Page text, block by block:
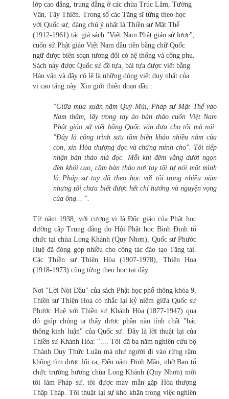
lớp cao đẳng, trung đẳng ở các chùa Trúc Lâm, Tường
Vân, Tây Thiên. Trong số các Tăng sĩ từng theo học
với Quốc sư, đáng chú ý nhất là Thiền sư Mật Thể
(1912-1961) tác giả sách "Việt Nam Phật giáo sử lược",
cuốn sử Phật giáo Việt Nam đầu tiên bằng chữ Quốc
ngữ được biên soạn tương đối có hệ thống và công phu.
Sách này được Quốc sư đề tựa, bài tựa được viết bằng
Hán văn và đây có lẽ là những dòng viết duy nhất của
vị cao tăng này. Xin giới thiệu đoạn đầu :
"Giữa mùa xuân năm Quý Mùi, Pháp sư Mật Thể vào
Nam thăm, lấy trong tay áo bản thảo cuốn Việt Nam
Phật giáo sử viết bằng Quốc văn đưa cho tôi mà nói:
"Đây là công trình sưu tầm biên khảo nhiều năm của
con, xin Hòa thượng đọc và chứng minh cho". Tôi tiếp
nhận bản thảo mà đọc. Mỗi khi đêm vắng dưới ngọn
đèn khói cao, cầm bản thảo nơi tay tôi tự nói một mình
là Pháp sư tuy đã theo học với tôi trong nhiều năm
nhưng tôi chưa biết được hết chí hướng và nguyện vọng
của ông... ".
Từ năm 1938, với cương vị là Đốc giáo của Phật học
đường cấp Trung đẳng do Hội Phật học Bình Định tổ
chức tại chùa Long Khánh (Quy Nhơn), Quốc sư Phước
Huệ đã đóng góp nhiều cho công tác đào tạo Tăng tài.
Các Thiền sư Thiện Hòa (1907-1978), Thiện Hoa
(1918-1973) cũng từng theo học tại đây.
Nơi "Lời Nói Đầu" của sách Phật học phổ thông khóa 9,
Thiền sư Thiện Hoa có nhắc lại kỷ niệm giữa Quốc sư
Phước Huệ với Thiền sư Khánh Hòa (1877-1947) qua
đó giúp chúng ta thấy được phần nào tính chất "bác
thông kinh luận" của Quốc sư. Đây là lời thuật lại của
Thiền sư Khánh Hòa: ".... Tôi đã ba năm nghiên cứu bộ
Thành Duy Thức Luận mà như người đi vào rừng rậm
không tìm được lối ra, Đến năm Đinh Mão, nhờ Ban tổ
chức trường hương chùa Long Khánh (Quy Nhơn) mời
tôi làm Pháp sư, tôi được may mắn gặp Hòa thượng
Thập Tháp. Tôi thuật lại sự khó khăn trong việc nghiên